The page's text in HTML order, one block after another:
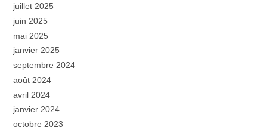
juillet 2025
juin 2025
mai 2025
janvier 2025
septembre 2024
août 2024
avril 2024
janvier 2024
octobre 2023